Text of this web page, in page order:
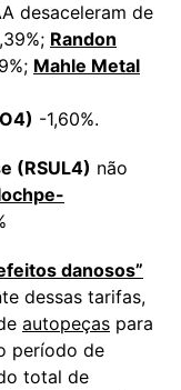
desaceleram de
Randon
Mahle Metal
-1,60%.
(RSUL4) não
danosos”
dessas tarifas,
autopeças para
período de
total de